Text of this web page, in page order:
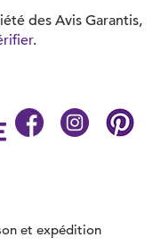
et expédition
des Avis Garantis,
.